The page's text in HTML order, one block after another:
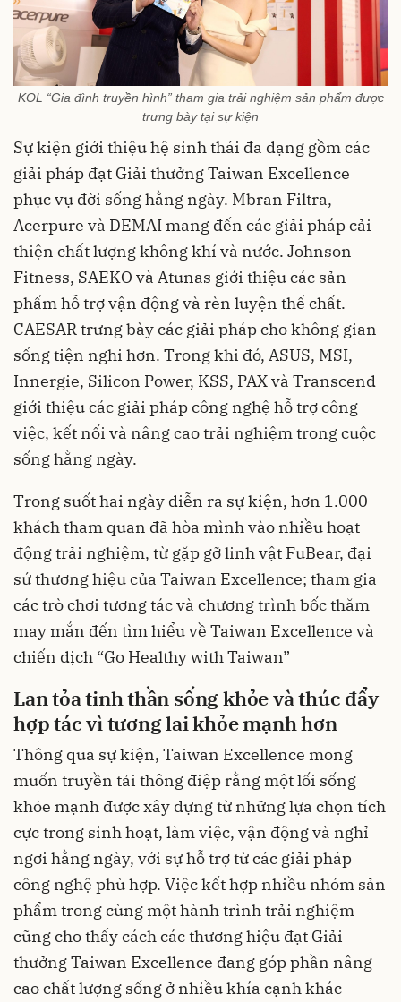
KOL “Gia đình truyền hình” tham gia trải nghiệm sản phẩm được
trưng bày tại sự kiện
Sự kiện giới thiệu hệ sinh thái đa dạng gồm các
giải pháp đạt Giải thưởng Taiwan Excellence
phục vụ đời sống hằng ngày. Mbran Filtra,
Acerpure và DEMAI mang đến các giải pháp cải
thiện chất lượng không khí và nước. Johnson
Fitness, SAEKO và Atunas giới thiệu các sản
phẩm hỗ trợ vận động và rèn luyện thể chất.
CAESAR trưng bày các giải pháp cho không gian
sống tiện nghi hơn. Trong khi đó, ASUS, MSI,
Innergie, Silicon Power, KSS, PAX và Transcend
giới thiệu các giải pháp công nghệ hỗ trợ công
việc, kết nối và nâng cao trải nghiệm trong cuộc
sống hằng ngày.
Trong suốt hai ngày diễn ra sự kiện, hơn 1.000
khách tham quan đã hòa mình vào nhiều hoạt
động trải nghiệm, từ gặp gỡ linh vật FuBear, đại
sứ thương hiệu của Taiwan Excellence; tham gia
các trò chơi tương tác và chương trình bốc thăm
may mắn đến tìm hiểu về Taiwan Excellence và
chiến dịch “Go Healthy with Taiwan”
Lan tỏa tinh thần sống khỏe và thúc đẩy
hợp tác vì tương lai khỏe mạnh hơn
Thông qua sự kiện, Taiwan Excellence mong
muốn truyền tải thông điệp rằng một lối sống
khỏe mạnh được xây dựng từ những lựa chọn tích
cực trong sinh hoạt, làm việc, vận động và nghỉ
ngơi hằng ngày, với sự hỗ trợ từ các giải pháp
công nghệ phù hợp. Việc kết hợp nhiều nhóm sản
phẩm trong cùng một hành trình trải nghiệm
cũng cho thấy cách các thương hiệu đạt Giải
thưởng Taiwan Excellence đang góp phần nâng
cao chất lượng sống ở nhiều khía cạnh khác